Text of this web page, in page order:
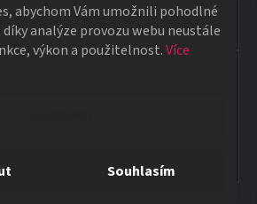
abychom Vám umožnili pohodlné
analýze provozu webu neustále
výkon a použitelnost.Více
Souhlasím
dorazila po 4 dnech, takže